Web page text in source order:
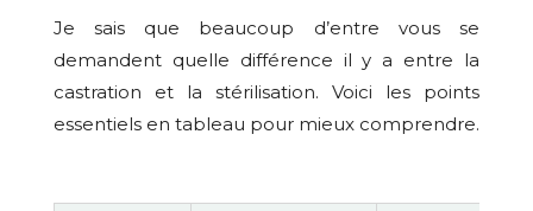
Je sais que beaucoup d’entre vous se
demandent quelle différence il y a entre la
castration et la stérilisation. Voici les points
essentiels en tableau pour mieux comprendre.